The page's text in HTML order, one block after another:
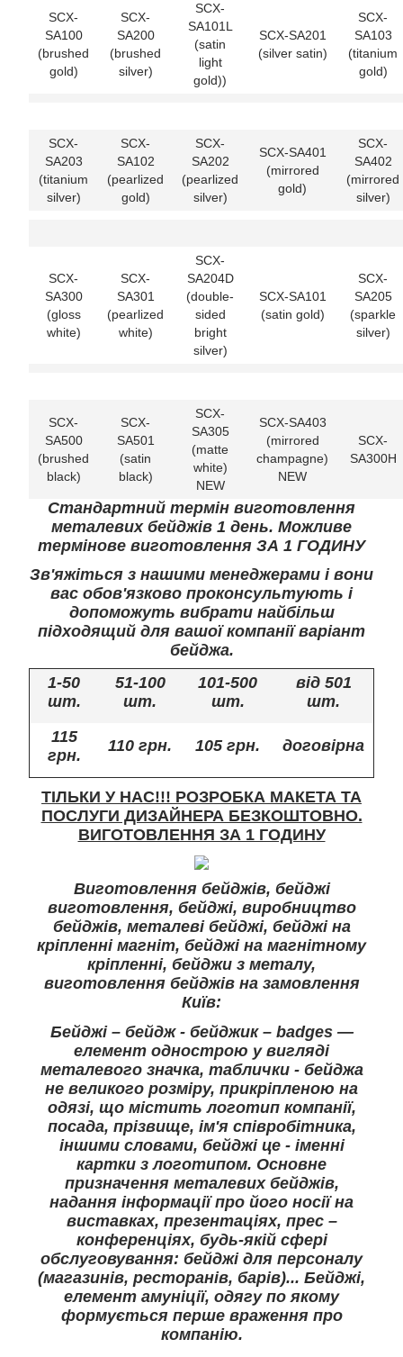
SCX-
SA100
(brushed
gold)
SCX-
SA200
(brushed
silver)
SCX-
SA101L
(satin
light
gold))
SCX-SA201
(silver satin)
SCX-
SA103
(titanium
gold)
SCX-
SA203
(titanium
silver)
SCX-
SA102
(pearlized
gold)
SCX-
SA202
(pearlized
silver)
SCX-SA401
(mirrored
gold)
SCX-
SA402
(mirrored
silver)
SCX-
SA300
(gloss
white)
SCX-
SA301
(pearlized
white)
SCX-
SA204D
(double-
sided
bright
silver)
SCX-SA101
(satin gold)
SCX-
SA205
(sparkle
silver)
SCX-
SA500
(brushed
black)
SCX-
SA501
(satin
black)
SCX-
SA305
(matte
white)
NEW
SCX-SA403
(mirrored
champagne)
NEW
SCX-
SA300H
Стандартний термін виготовлення
металевих бейджів 1 день. Можливе
термінове виготовлення ЗА 1 ГОДИНУ
Зв'яжіться з нашими менеджерами і вони
вас обов'язково проконсультують і
допоможуть вибрати найбільш
підходящий для вашої компанії варіант
бейджа.
1-50
шт.
51-100
шт.
101-500
шт.
від 501
шт.
115
грн.
110 грн. 105 грн. договірна
ТІЛЬКИ У НАС!!! РОЗРОБКА МАКЕТА ТА
ПОСЛУГИ ДИЗАЙНЕРА БЕЗКОШТОВНО.
ВИГОТОВЛЕННЯ ЗА 1 ГОДИНУ
Виготовлення бейджів, бейджі
виготовлення, бейджі, виробництво
бейджів, металеві бейджі, бейджі на
кріпленні магніт, бейджі на магнітному
кріпленні, бейджи з металу,
виготовлення бейджів на замовлення
Київ:
Бейджі – бейдж - бейджик – badges —
елемент однострою у вигляді
металевого значка, таблички - бейджа
не великого розміру, прикріпленою на
одязі, що містить логотип компанії,
посада, прізвище, ім'я співробітника,
іншими словами, бейджі це - іменні
картки з логотипом. Основне
призначення металевих бейджів,
надання інформації про його носії на
виставках, презентаціях, прес –
конференціях, будь-якій сфері
обслуговування: бейджі для персоналу
(магазинів, ресторанів, барів)... Бейджі,
елемент амуніції, одягу по якому
формується перше враження про
компанію.